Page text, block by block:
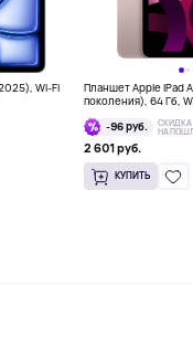
Wi-Fi
Планшет Apple iPad
поколения), 64 Гб,
-96 руб.
СКИДКА
НА
2 601 руб.
КУПИТЬ